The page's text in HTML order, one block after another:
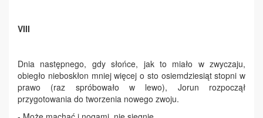
VIII
Dnia następnego, gdy słońce, jak to miało w zwyczaju,
obiegło nieboskłon mniej więcej o sto osiemdziesiąt stopni w
prawo (raz spróbowało w lewo), Jorun rozpoczął
przygotowania do tworzenia nowego zwoju.